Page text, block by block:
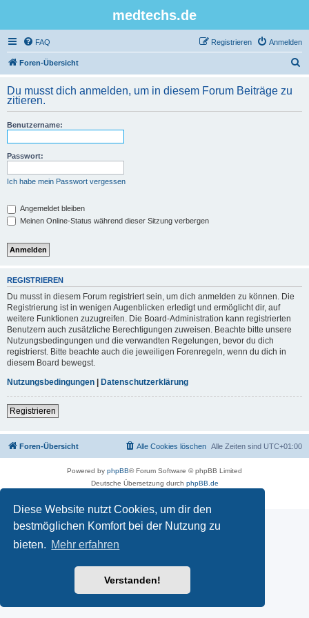
Diese Website nutzt Cookies, um dir den
bestmöglichen Komfort bei der Nutzung zu
bieten. Mehr erfahren
Verstanden!
medtechs.de
FAQ Anmelden
Registrieren
Foren-Übersicht
h
Du musst dich anmelden, um in diesem Forum Beiträge zu
zitieren.
Benutzername:
Passwort:
Ich habe mein Passwort vergessen
Angemeldet bleiben
Meinen Online-Status während dieser Sitzung verbergen
REGISTRIEREN
Du musst in diesem Forum registriert sein, um dich anmelden zu können. Die
Registrierung ist in wenigen Augenblicken erledigt und ermöglicht dir, auf
weitere Funktionen zuzugreifen. Die Board-Administration kann registrierten
Benutzern auch zusätzliche Berechtigungen zuweisen. Beachte bitte unsere
Nutzungsbedingungen und die verwandten Regelungen, bevor du dich
registrierst. Bitte beachte auch die jeweiligen Forenregeln, wenn du dich in
diesem Board bewegst.
Nutzungsbedingungen | Datenschutzerklärung
Registrieren
Foren-Übersicht Alle Zeiten sind UTC+01:00
Alle Cookies löschen
Powered by phpBB® Forum Software © phpBB Limited
Deutsche Übersetzung durch phpBB.de